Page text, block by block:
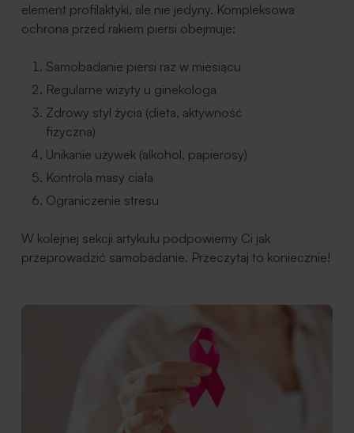
element profilaktyki, ale nie jedyny. Kompleksowa
ochrona przed rakiem piersi obejmuje:
Samobadanie piersi raz w miesiącu
Regularne wizyty u ginekologa
Zdrowy styl życia (dieta, aktywność
fizyczna)
Unikanie używek (alkohol, papierosy)
Kontrola masy ciała
Ograniczenie stresu
W kolejnej sekcji artykułu podpowiemy Ci jak
przeprowadzić samobadanie. Przeczytaj to koniecznie!